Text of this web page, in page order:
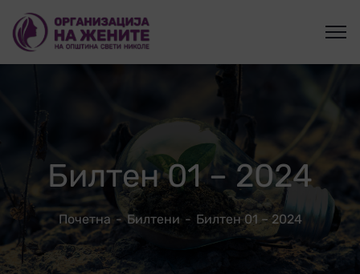
Билтен 01 – 2024
Почетна Билтени Билтен 01 – 2024